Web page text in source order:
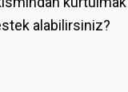
alabilirsiniz?